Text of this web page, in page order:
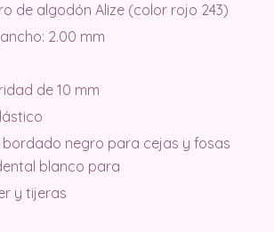
de algodón Alize (color rojo 243)
2.00 mm
de 10 mm
bordado negro para cejas y fosas
blanco para
y tijeras